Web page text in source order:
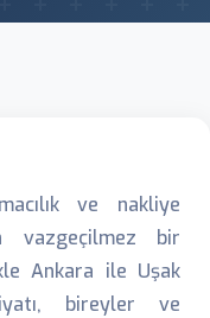
ve nakliye
vazgeçilmez bir
Ankara ile Uşak
bireyler ve